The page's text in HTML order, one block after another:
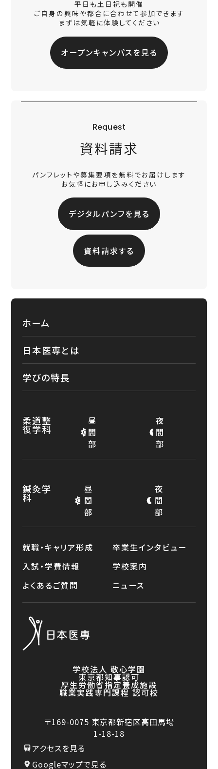
平日も土日祝も開催
ご自身の興味や都合に合わせて参加できます
まずは気軽に体験してください
オープンキャンパスを見る
Request
資料請求
パンフレットや募集要項を無料でお届けします
お気軽にお申し込みください
デジタルパンフを見る
資料請求する
学校法人 敬心学園
東京都知事認可
厚生労働省指定養成施設
職業実践専門課程 認可校
〒169-0075 東京都新宿区高田馬場
1-18-18
アクセスを見る
Googleマップで見る
ホーム
日本医専とは
学びの特長
柔道整
復学科
昼
間
部
夜
間
部
鍼灸学
科
昼
間
部
夜
間
部
就職・キャリア形成
卒業生インタビュー
入試・学費情報
学校案内
よくあるご質問
ニュース